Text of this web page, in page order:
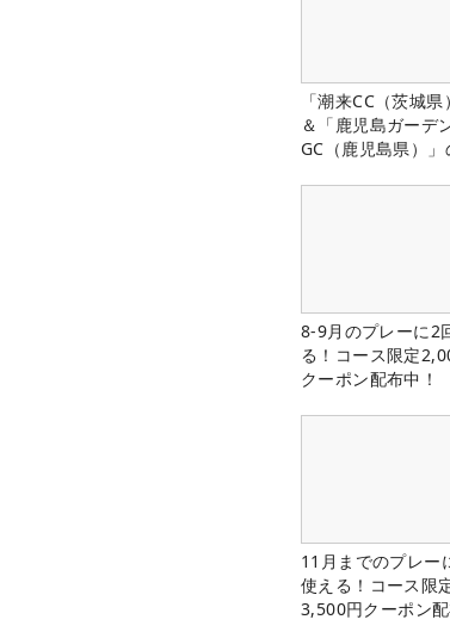
「潮来CC（茨城県
＆「鹿児島ガーデ
GC（鹿児島県）」
8-9月のプレーに2
る！コース限定
クーポン配布中！
11月までのプレー
使える！コース限
3,500円クーポン